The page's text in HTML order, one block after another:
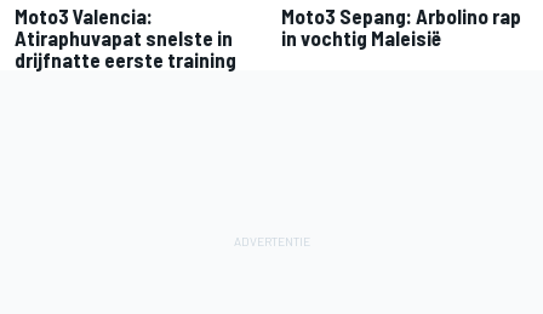
Moto3 Valencia:
Atiraphuvapat snelste in
drijfnatte eerste training
Moto3 Sepang: Arbolino rap
in vochtig Maleisië